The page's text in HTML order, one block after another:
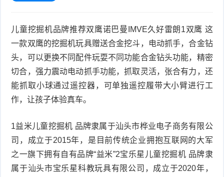
儿童挖掘机品牌推荐双鹰诺巴曼IMVE久好雷朗1双鹰 这
一款双鹰的挖掘机玩具赠送合金挖斗，电动抓手，合金钻
头，可以更换不同配件玩耍不同功能合金钻头功能，精密
切合，强力震动电动抓手功能，抓取灵活，张合有力，还
能抓取小球通过遥控器，可单独遥控履带大小臂进行工
作，让孩子体验真车。
1益米儿童挖掘机 品牌隶属于汕头市桦业电子商务有限公
司，成立于2015年，是目前传统企业拥抱互联网的大军
之一旗下拥有自有品牌“益米”2宝乐星儿童挖掘机 品牌隶
属于汕头市宝乐星科教玩具有限公司，成立于2020年，